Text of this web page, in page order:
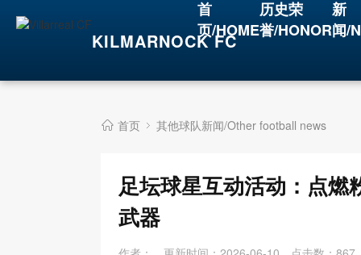
KILMARNOCK FC
首
页/HOME
历史荣
誉/HONOR
新
闻/
首页 其他球队新闻/Other football news
足坛球星互动活动：点燃
武器